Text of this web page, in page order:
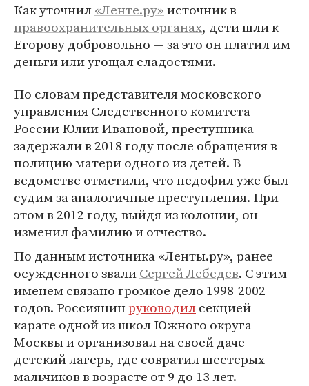
Как уточнил«Ленте.ру»источник в
правоохранительных органах, дети шли к
Егорову добровольно — за это он платил им
деньги или угощал сладостями.
По словам представителя московского
управления Следственного комитета
России Юлии Ивановой, преступника
задержали в 2018 году после обращения в
полицию матери одного из детей. В
ведомстве отметили, что педофил уже был
судим за аналогичные преступления. При
этом в 2012 году, выйдя из колонии, он
изменил фамилию и отчество.
По данным источника «Ленты.ру», ранее
осужденного звалиСергей Лебедев. С этим
именем связано громкое дело 1998-2002
годов. Россиянинруководилсекцией
карате одной из школ Южного округа
Москвы и организовал на своей даче
детский лагерь, где совратил шестерых
мальчиков в возрасте от 9 до 13 лет.